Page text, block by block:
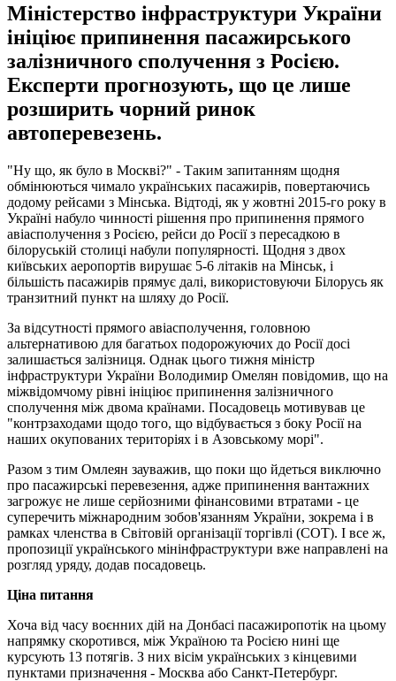
Міністерство інфраструктури України
ініціює припинення пасажирського
залізничного сполучення з Росією.
Експерти прогнозують, що це лише
розширить чорний ринок
автоперевезень.
"Ну що, як було в Москві?" - Таким запитанням щодня
обмінюються чимало українських пасажирів, повертаючись
додому рейсами з Мінська. Відтоді, як у жовтні 2015-го року в
Україні набуло чинності рішення про припинення прямого
авіасполучення з Росією, рейси до Росії з пересадкою в
білоруській столиці набули популярності. Щодня з двох
київських аеропортів вирушає 5-6 літаків на Мінськ, і
більшість пасажирів прямує далі, використовуючи Білорусь як
транзитний пункт на шляху до Росії.
За відсутності прямого авіасполучення, головною
альтернативою для багатьох подорожуючих до Росії досі
залишається залізниця. Однак цього тижня міністр
інфраструктури України Володимир Омелян повідомив, що на
міжвідомчому рівні ініціює припинення залізничного
сполучення між двома країнами. Посадовець мотивував це
"контрзаходами щодо того, що відбувається з боку Росії на
наших окупованих територіях і в Азовському морі".
Разом з тим Омлеян зауважив, що поки що йдеться виключно
про пасажирські перевезення, адже припинення вантажних
загрожує не лише серйозними фінансовими втратами - це
суперечить міжнародним зобов'язанням України, зокрема і в
рамках членства в Світовій організації торгівлі (СОТ). І все ж,
пропозиції українського мінінфраструктури вже направлені на
розгляд уряду, додав посадовець.
Ціна питання
Хоча від часу воєнних дій на Донбасі пасажиропотік на цьому
напрямку скоротився, між Україною та Росією нині ще
курсують 13 потягів. З них вісім українських з кінцевими
пунктами призначення - Москва або Санкт-Петербург.